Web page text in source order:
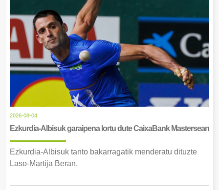
2026-08-04
Ezkurdia-Albisuk garaipena lortu dute CaixaBank Mastersean
Ezkurdia-Albisuk tanto bakarragatik menderatu dituzte
Laso-Martija Beran.